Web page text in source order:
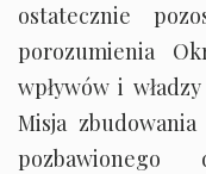
ostatecznie
porozumienia
wpływów i
Misja
pozbawionego